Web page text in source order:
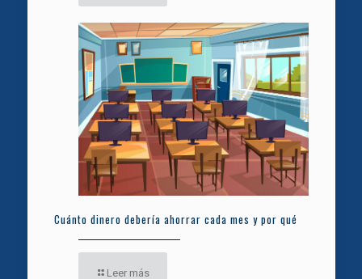
Cuánto dinero debería ahorrar cada mes y por qué
Leer más